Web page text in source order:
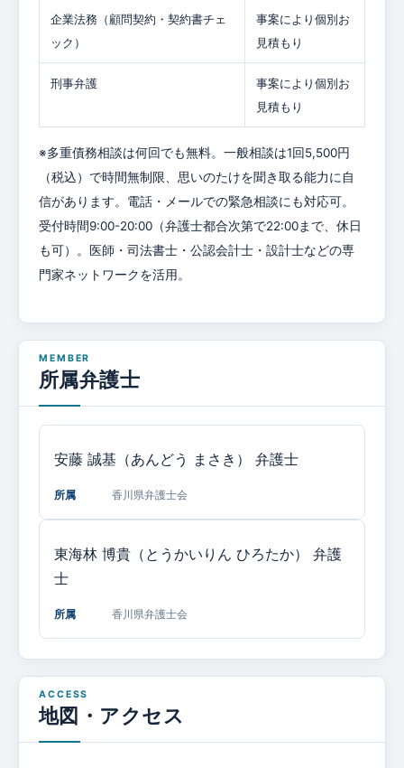
企業法務（顧問契約・契約書チェ
ック）
事案により個別お
見積もり
刑事弁護
事案により個別お
見積もり
※多重債務相談は何回でも無料。一般相談は1回5,500円
（税込）で時間無制限、思いのたけを聞き取る能力に自
信があります。電話・メールでの緊急相談にも対応可。
受付時間9:00-20:00（弁護士都合次第で22:00まで、休日
も可）。医師・司法書士・公認会計士・設計士などの専
門家ネットワークを活用。
所属弁護士
安藤 誠基（あんどう まさき） 弁護士
所属 香川県弁護士会
東海林 博貴（とうかいりん ひろたか）
弁護
士
所属 香川県弁護士会
地図・アクセス